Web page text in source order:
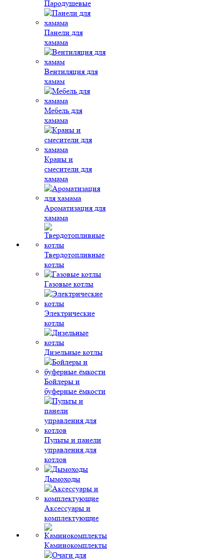
Пародушевые
Панели для
хамама
Вентиляция для
хамам
Мебель для
хамама
Краны и
смесители для
хамама
Ароматизация для
хамама
Твердотопливные
котлы
Газовые котлы
Электрические
котлы
Дизельные котлы
Бойлеры и
буферные ёмкости
Пульты и панели
управления для
котлов
Дымоходы
Аксессуары и
комплектующие
Каминокомплекты